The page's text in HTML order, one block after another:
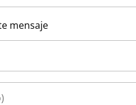
mensaje